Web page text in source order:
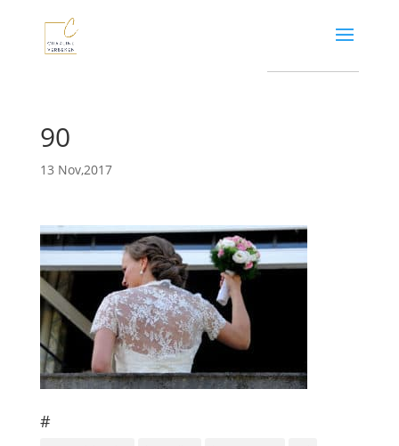
90
13 Nov,2017
#